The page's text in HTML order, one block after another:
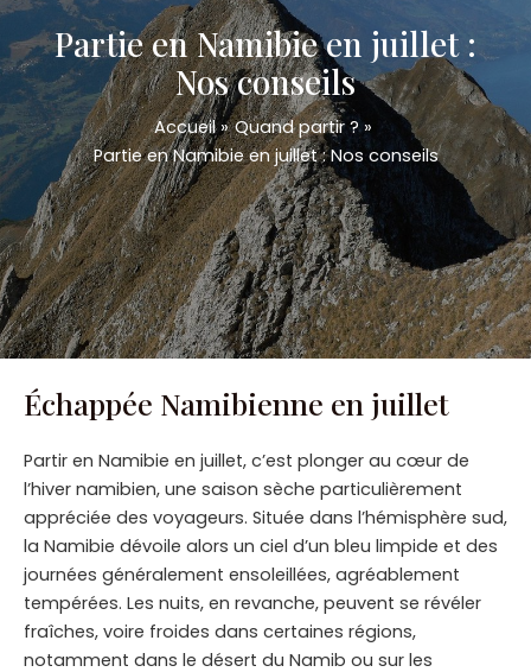
Partie en Namibie en juillet :
Nos conseils
Accueil
Quand partir ?
Partie en Namibie en juillet : Nos conseils
Échappée Namibienne en juillet
Partir en Namibie en juillet, c’est plonger au cœur de
l’hiver namibien, une saison sèche particulièrement
appréciée des voyageurs. Située dans l’hémisphère sud,
la Namibie dévoile alors un ciel d’un bleu limpide et des
journées généralement ensoleillées, agréablement
tempérées. Les nuits, en revanche, peuvent se révéler
fraîches, voire froides dans certaines régions,
notamment dans le désert du Namib ou sur les